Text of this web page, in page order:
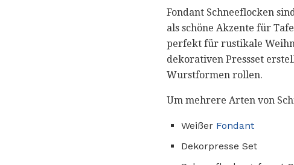
Fondant Schneeflocken
als schöne Akzente für
perfekt für rustikale
dekorativen Pressset
Wurstformen rollen.
Um mehrere Arten von
Weißer Fondant
Dekorpresse Set